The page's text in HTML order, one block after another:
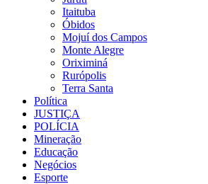
Itaituba
Óbidos
Mojuí dos Campos
Monte Alegre
Oriximiná
Rurópolis
Terra Santa
Política
JUSTIÇA
POLÍCIA
Mineração
Educação
Negócios
Esporte